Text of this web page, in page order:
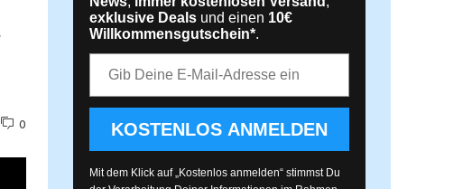
0
exklusive Deals und einen 10€
Willkommensgutschein*.
KOSTENLOS ANMELDEN
Mit dem Klick auf „Kostenlos anmelden“ stimmst Du